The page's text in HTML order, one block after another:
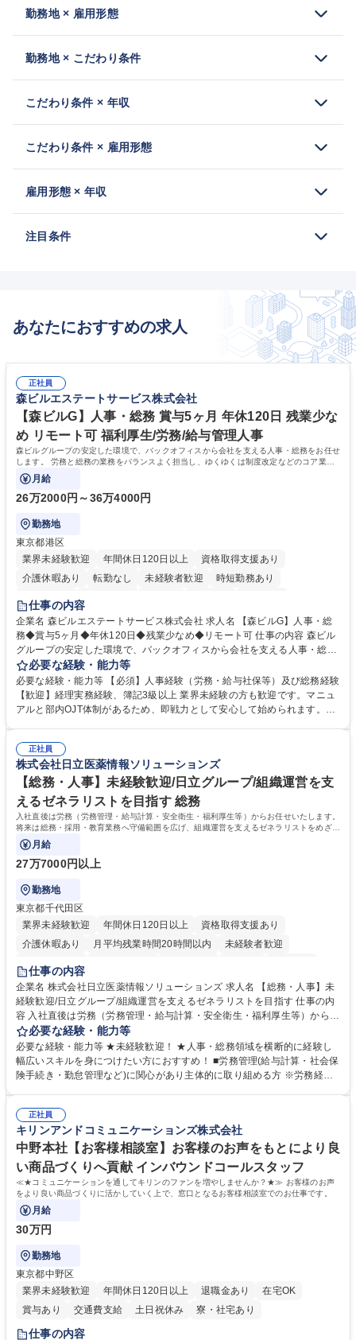
勤務地 × 雇用形態
勤務地 × こだわり条件
こだわり条件 × 年収
こだわり条件 × 雇用形態
雇用形態 × 年収
注目条件
あなたにおすすめの求人
正社員
森ビルエステートサービス株式会社
【森ビルG】人事・総務 賞与5ヶ月 年休120日 残業少な
め リモート可 福利厚生/労務/給与管理人事
森ビルグループの安定した環境で、バックオフィスから会社を支える人事・総務をお任せ
します。 労務と総務の業務をバランスよく担当し、ゆくゆくは制度改定などのコア業務
にも挑戦できる、やりがいある環境です。
月給
26万2000円～36万4000円
勤務地
東京都港区
業界未経験歓迎
年間休日120日以上
資格取得支援あり
介護休暇あり
転勤なし 未経験者歓迎
時短勤務あり
経験者歓迎
完全週休2日制
交通費支給 長期歓迎 駅近5分以内 土日祝休み
仕事の内容
企業名 森ビルエステートサービス株式会社 求人名 【森ビルG】人事・総
務◆賞与5ヶ月◆年休120日◆残業少なめ◆リモート可 仕事の内容 森ビル
グループの安定した環境で、バックオフィスから会社を支える人事・総務
をお任せします。 労務と総務の業務をバランスよく担当し、ゆくゆくは制
度改定などのコア業務にも挑戦できる、やりがいある環境です。 ■勤怠管
理、給与計算、社会保険手続き、年末調整等の労務管理全般 ■入退社手続
き、社内規定の改定や人事制度改定などのコア業務 ■社内イベントの企画
でも質問・相談できる環境が整っているため、安心して成長できます。 募
集職種 【森ビルG】人事・総務◆賞与5ヶ月◆年休120日◆残業少なめ◆
リモート可
必要な経験・能力等
必要な経験・能力等 【必須】人事経験（労務・給与社保等）及び総務経験
【歓迎】経理実務経験、簿記3級以上 業界未経験の方も歓迎です。マニュ
アルと部内OJT体制があるため、即戦力として安心して始められます。
務に挑戦できるため、自身の成長と組織への貢献度をダイレクトに実感で
きます。 残業少なめ、週1日リモート可など、ワークライフバランスを保
ち長期活躍できる環境です。 「これまでの幅広い経験を活かし、長期的な
キャリアを築きたい」という前向きな意欲と挑戦を全力で応援します。 学
歴・資格 学歴：大学院 大学 高専 短大 専修学校 高校 語学力： 資格：日商
簿記検定1級 日商簿記検定2級 日商簿記検定3級
正社員
株式会社日立医薬情報ソリューションズ
【総務・人事】未経験歓迎/日立グループ/組織運営を支
えるゼネラリストを目指す 総務
入社直後は労務（労務管理・給与計算・安全衛生・福利厚生等）からお任せいたします。
将来は総務・採用・教育業務へ守備範囲を広げ、組織運営を支えるゼネラリストをめざせ
ます。
月給
27万7000円以上
勤務地
東京都千代田区
業界未経験歓迎
年間休日120日以上
資格取得支援あり
介護休暇あり
月平均残業時間20時間以内
未経験者歓迎
住宅手当あり
育休あり
完全週休2日制 交通費支給 土日祝休み 寮・社宅あり
仕事の内容
企業名 株式会社日立医薬情報ソリューションズ 求人名 【総務・人事】未
経験歓迎/日立グループ/組織運営を支えるゼネラリストを目指す 仕事の内
容 入社直後は労務（労務管理・給与計算・安全衛生・福利厚生等）からお
任せいたします。将来は総務・採用・教育業務へ守備範囲を広げ、組織運
営を支えるゼネラリストをめざせます。 ・初期業務：労働時間管理、給与
計算、社会保険対応、福利厚生管理、安全衛生、健康経営推進等をお任せ
します。ご経験に応じて、休職者管理など、幅広く経験を積んでいただき
幅広く経験を積みたい意欲がある方に最適な環境です。 募集職種 【総
務・人事】未経験歓迎/日立グループ/組織運営を支えるゼネラリストを目
指す
必要な経験・能力等
必要な経験・能力等 ★未経験歓迎！ ★人事・総務領域を横断的に経験し
幅広いスキルを身につけたい方におすすめ！ ■労務管理(給与計算・社会保
険手続き・勤怠管理など)に関心があり主体的に取り組める方 ※労務経験
のご経験 ■労務管理（給与計算・社会保険手続き・勤怠管理など）の経験
■衛生管理者の資格をお持ちの方 学歴・資格 学歴：大学院 大学 高専 短大
専修学校 高校 語学力： 資格：
正社員
キリンアンドコミュニケーションズ株式会社
中野本社【お客様相談室】お客様のお声をもとにより良
い商品づくりへ貢献 インバウンドコールスタッフ
≪★コミュニケーションを通してキリンのファンを増やしませんか？★≫ お客様のお声
をより良い商品づくりに活かしていく上で、窓口となるお客様相談室でのお仕事です。
月給
30万円
勤務地
東京都中野区
業界未経験歓迎
年間休日120日以上 退職金あり
在宅OK
賞与あり
交通費支給 土日祝休み 寮・社宅あり
仕事の内容